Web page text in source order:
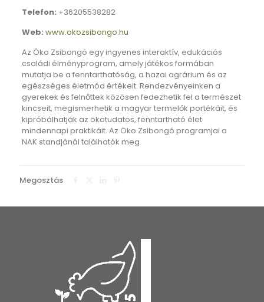
Telefon: +36205538282
Web: www.okozsibongo.hu
Az Öko Zsibongó egy ingyenes interaktív, edukációs
családi élményprogram, amely játékos formában
mutatja be a fenntarthatóság, a hazai agrárium és az
egészséges életmód értékeit. Rendezvényeinken a
gyerekek és felnőttek közösen fedezhetik fel a természet
kincseit, megismerhetik a magyar termelők portékáit, és
kipróbálhatják az ökotudatos, fenntartható élet
mindennapi praktikáit. Az Öko Zsibongó programjai a
NAK standjánál találhatók meg.
Megosztás